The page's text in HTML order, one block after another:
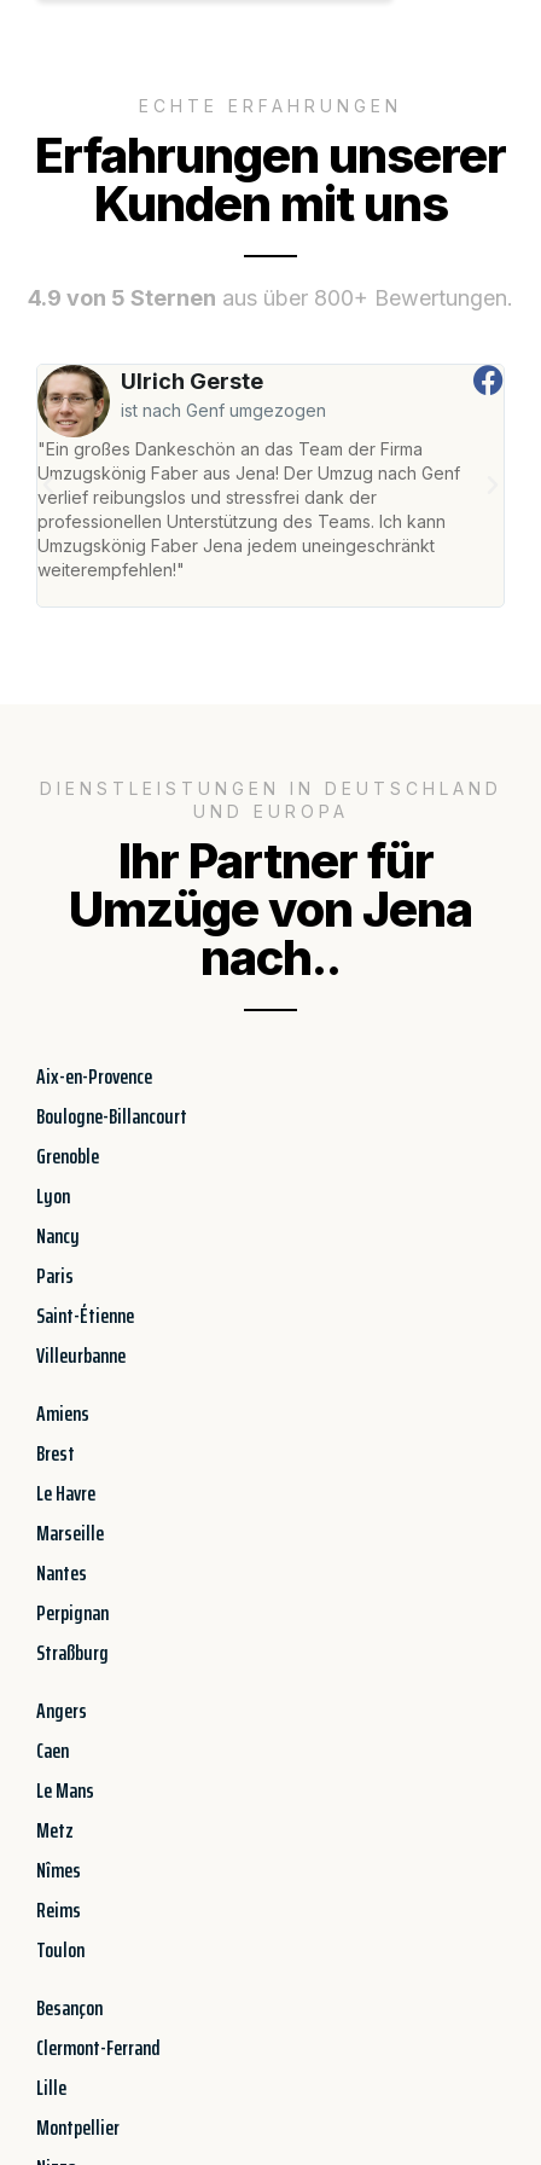
ECHTE ERFAHRUNGEN
Erfahrungen unserer
Kunden mit uns
4.9 von 5 Sternen aus über 800+ Bewertungen.
Ulrich Gerste
ist nach Genf umgezogen
"Ein großes Dankeschön an das Team der Firma
Umzugskönig Faber aus Jena! Der Umzug nach Genf
verlief reibungslos und stressfrei dank der
professionellen Unterstützung des Teams. Ich kann
Umzugskönig Faber Jena jedem uneingeschränkt
weiterempfehlen!"
DIENSTLEISTUNGEN IN DEUTSCHLAND
UND EUROPA
Ihr Partner für
Umzüge von Jena
nach..
Aix-en-Provence
Boulogne-Billancourt
Grenoble
Lyon
Nancy
Paris
Saint-Étienne
Villeurbanne
Amiens
Brest
Le Havre
Marseille
Nantes
Perpignan
Straßburg
Angers
Caen
Le Mans
Metz
Nîmes
Reims
Toulon
Besançon
Clermont-Ferrand
Lille
Montpellier